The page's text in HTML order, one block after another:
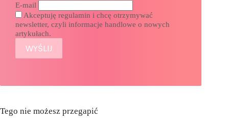
E-mail
Akceptuję regulamin i chcę otrzymywać
newsletter, czyli informacje handlowe o nowych
artykułach.
Tego nie możesz przegapić